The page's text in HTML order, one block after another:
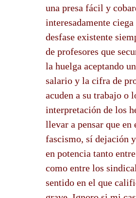
una presa fácil y
interesadamente
desfase existente
de profesores que
la huelga aceptando
salario y la cifra de
acuden a su trabajo o
interpretación de los
llevar a pensar que en
fascismo, sí dejación
en potencia tanto
como entre los
sentido en el que